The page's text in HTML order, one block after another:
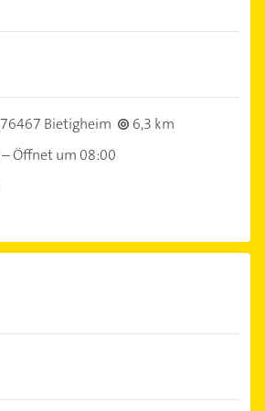
76467 Bietigheim
6,3 km
–Öffnet um 08:00